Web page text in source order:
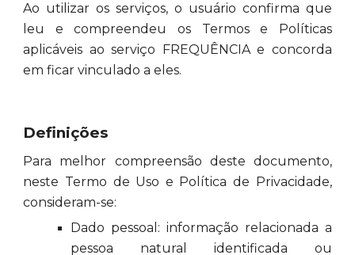
Ao utilizar os serviços, o usuário confirma que
leu e compreendeu os Termos e Políticas
aplicáveis ao serviço FREQUÊNCIA e concorda
em ficar vinculado a eles.
Definições
Para melhor compreensão deste documento,
neste Termo de Uso e Política de Privacidade,
consideram-se:
Dado pessoal: informação relacionada a
pessoa natural identificada ou